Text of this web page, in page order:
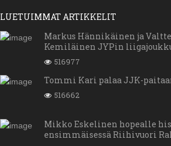
LUETUIMMAT ARTIKKELIT
Markus Hännikäinen ja
Kemiläinen JYPin
516977
Tommi Kari palaa JJK-
516662
Mikko Eskelinen hopealle
ensimmäisessä Riihivuori